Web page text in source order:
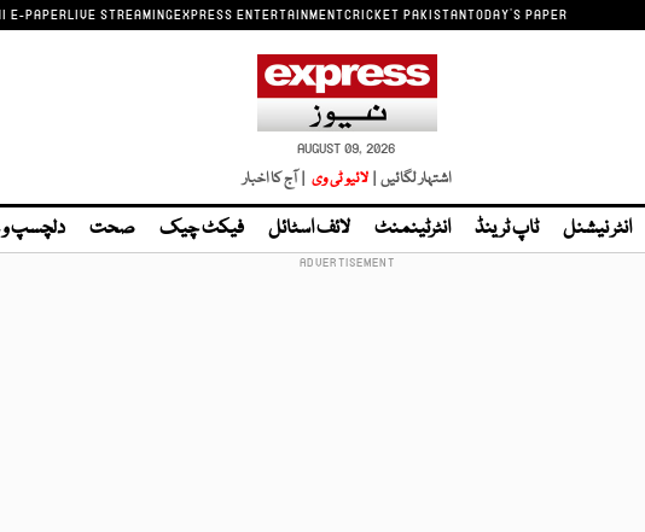
E-PAPERLIVE STREAMINGEXPRESS ENTERTAINMENTCRICKET PAKISTANTODAY'S PAPER
AUGUST 09, 2026
اشتہار لگائیں | لائیو ٹی وی | آج کا اخبار
انٹر نیشنل ٹاپ ٹرینڈ انٹرٹینمنٹ لائف اسٹائل فیکٹ چیک صحت دلچسپ